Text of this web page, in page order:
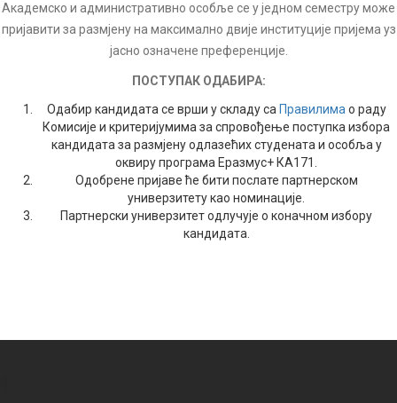
Академско и административно особље се у једном семестру може
пријавити за размјену на максимално двије институције пријема уз
јасно означене преференције.
ПОСТУПАК ОДАБИРА:
Одабир кандидата се врши у складу са Правилима о раду
Комисије и критеријумима за спровођење поступка избора
кандидата за размјену одлазећих студената и особља у
оквиру програма Еразмус+ КА171.
Одобрене пријаве ће бити послате партнерском
универзитету као номинације.
Партнерски универзитет одлучује о коначном избору
кандидата.